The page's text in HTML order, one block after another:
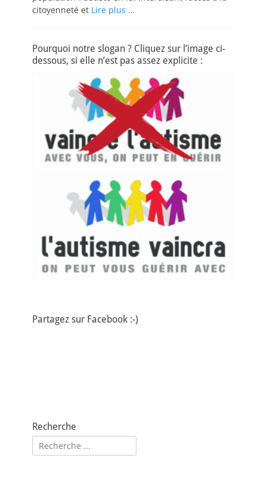
citoyenneté et Lire plus …
Pourquoi notre slogan ? Cliquez sur l’image ci-
dessous, si elle n’est pas assez explicite :
Partagez sur Facebook :-)
Recherche
Rechercher :